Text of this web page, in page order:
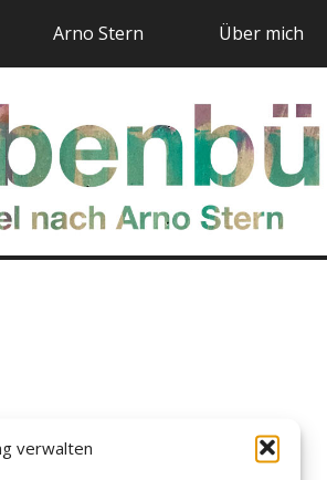
verwalten
Arno Stern Über mich